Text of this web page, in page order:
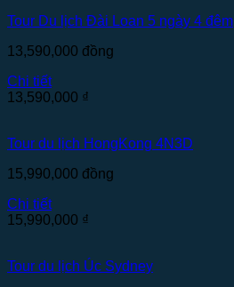
Tour Du lịch Đài Loan 5 ngày 4 đêm
13,590,000 đồng
Chi tiết
13,590,000 ₫
Tour du lịch HongKong 4N3D
15,990,000 đồng
Chi tiết
15,990,000 ₫
Tour du lịch Úc Sydney